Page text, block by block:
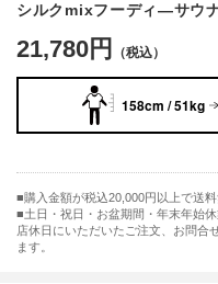
シルクmixフーディ―サウ
21,780円
158cm / 51kg
購入金額が税込20,000円以上で送
土日・祝日・お盆期間・年末年始
店休日にいただいたご注文、お問合
ます。